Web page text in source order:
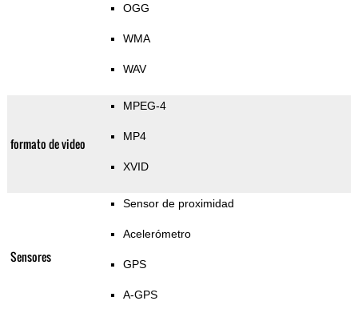
OGG
WMA
WAV
formato de video
MPEG-4
MP4
XVID
Sensores
Sensor de proximidad
Acelerómetro
GPS
A-GPS